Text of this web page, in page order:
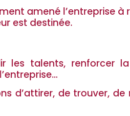
amené l’entreprise à
est destinée.
les talents, renforcer
d’attirer, de trouver, de